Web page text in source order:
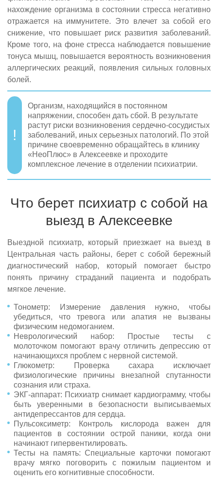
нахождение организма в состоянии стресса негативно
отражается на иммунитете. Это влечет за собой его
снижение, что повышает риск развития заболеваний.
Кроме того, на фоне стресса наблюдается повышение
тонуса мышц, повышается вероятность возникновения
аллергических реакций, появления сильных головных
болей.
Организм, находящийся в постоянном
напряжении, способен дать сбой. В результате
растут риски возникновения сердечно-сосудистых
заболеваний, иных серьезных патологий. По этой
причине своевременно обращайтесь в клинику
«НеоПлюс» в Алексеевке и проходите
комплексное лечение в отделении психиатрии.
Что берет психиатр с собой на
выезд в Алексеевке
Выездной психиатр, который приезжает на выезд в
Центральная часть районы, берет с собой бережный
диагностический набор, который помогает быстро
понять причину страданий пациента и подобрать
мягкое лечение.
Тонометр: Измерение давления нужно, чтобы
убедиться, что тревога или апатия не вызваны
физическим недомоганием.
Неврологический набор: Простые тесты с
молоточком помогают врачу отличить депрессию от
начинающихся проблем с нервной системой.
Глюкометр: Проверка сахара исключает
физиологические причины внезапной спутанности
сознания или страха.
ЭКГ-аппарат: Психиатр снимает кардиограмму, чтобы
быть уверенными в безопасности выписываемых
антидепрессантов для сердца.
Пульсоксиметр: Контроль кислорода важен для
пациентов в состоянии острой паники, когда они
начинают гипервентилировать.
Тесты на память: Специальные карточки помогают
врачу мягко поговорить с пожилым пациентом и
оценить его когнитивные способности.